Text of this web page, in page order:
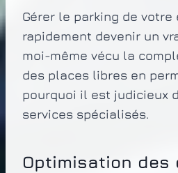
Gérer le parking de
rapidement devenir un
moi-même vécu la
des places libres en
pourquoi il est judicieux
services spécialisés.
Optimisation des